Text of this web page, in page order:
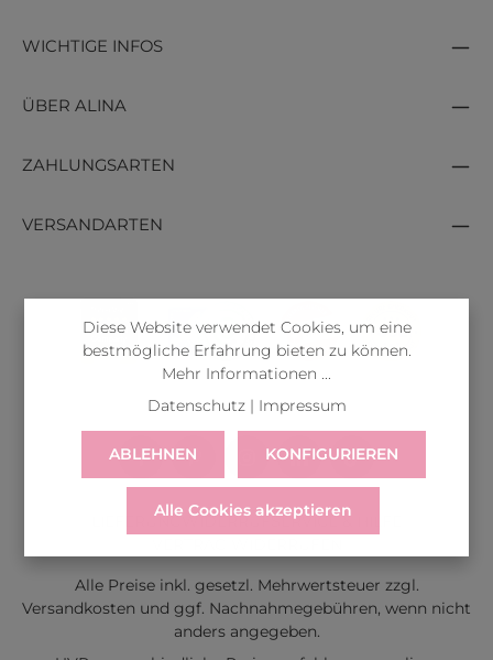
WICHTIGE INFOS
ÜBER ALINA
ZAHLUNGSARTEN
VERSANDARTEN
LIEFERUNGWIDERRUFSERVICE & HILFE
Alle Preise inkl. gesetzl. Mehrwertsteuer zzgl.
Versandkosten und ggf. Nachnahmegebühren, wenn nicht
anders angegeben.
Diese Website verwendet Cookies, um eine
bestmögliche Erfahrung bieten zu können.
Mehr Informationen ...
Datenschutz| Impressum
ABLEHNEN KONFIGURIEREN
Alle Cookies akzeptieren